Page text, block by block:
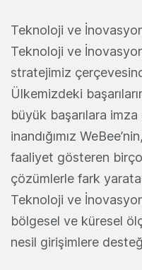
Teknoloji ve
Teknoloji ve
stratejimiz
Ülkemizdeki
büyük başarılara
inandığımız
faaliyet gösteren
çözümlerle fark
Teknoloji ve
bölgesel ve küresel
nesil girişimlere